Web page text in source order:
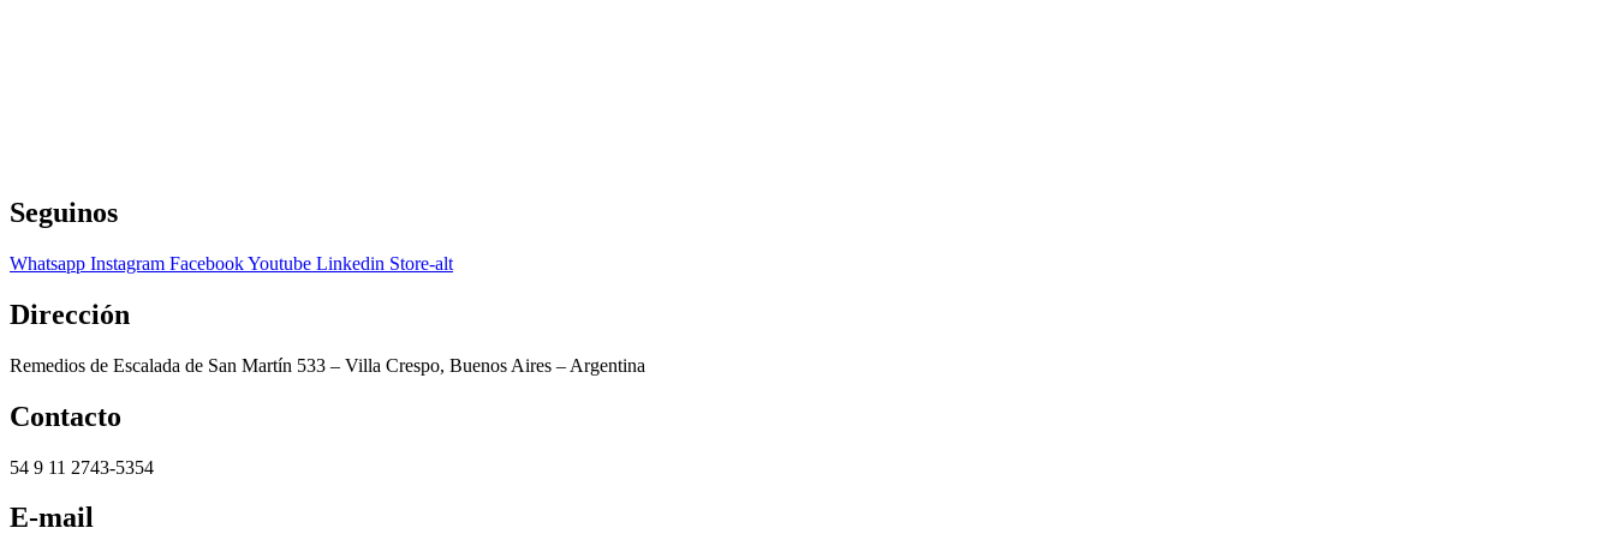
Seguinos
Whatsapp Instagram FacebookYoutube Linkedin Store-alt
Dirección
Remedios de Escalada de San Martín 533 – Villa Crespo, Buenos Aires – Argentina
Contacto
54 9 11 2743-5354
E-mail